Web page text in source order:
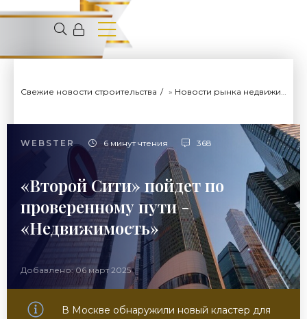
Свежие новости строительства » Новости рынка недвижимости
WEBSTER 6 минут чтения 368
«Второй Сити» пойдет по
проверенному пути -
«Недвижимость»
Добавлено: 06 март 2025
В Москве обнаружили новый кластер для